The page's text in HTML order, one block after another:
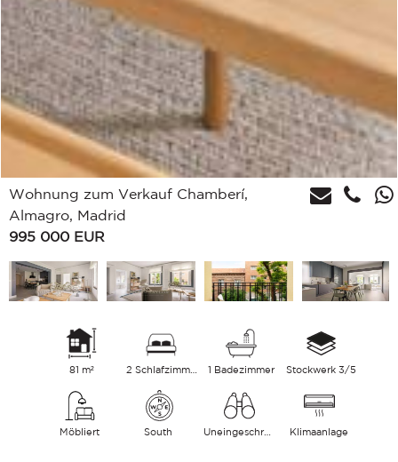
Wohnung zum Verkauf Chamberí,
Almagro, Madrid
995 000 EUR
81 m² 2 Schlafzimmer 1 Badezimmer Stockwerk 3/5
Möbliert South Uneingeschränkt Klimaanlage